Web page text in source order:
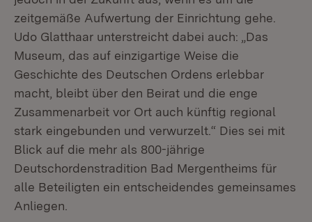
zeitgemäße Aufwertung der Einrichtung gehe.
Udo Glatthaar unterstreicht dabei auch: „Das
Museum, das auf einzigartige Weise die
Geschichte des Deutschen Ordens erlebbar
macht, bleibt über den Beirat und die enge
Zusammenarbeit vor Ort auch künftig regional
stark eingebunden und verwurzelt.“ Dies sei mit
Blick auf die mehr als 800-jährige
Deutschordenstradition Bad Mergentheims für
alle Beteiligten ein entscheidendes gemeinsames
Anliegen.